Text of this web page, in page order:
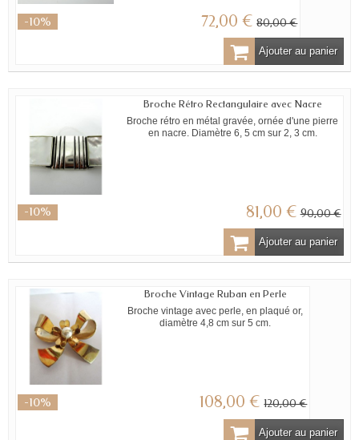
-10% 72,00 € 80,00 €
Ajouter au panier
Broche Rétro Rectangulaire avec Nacre
Broche rétro en métal gravée, ornée d'une pierre
en nacre. Diamètre 6, 5 cm sur 2, 3 cm.
-10% 81,00 € 90,00 €
Ajouter au panier
Broche Vintage Ruban en Perle
Broche vintage avec perle, en plaqué or,
diamètre 4,8 cm sur 5 cm.
-10% 108,00 € 120,00 €
Ajouter au panier